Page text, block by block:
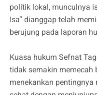
politik lokal, munculnya
Isa” dianggap telah
berujung pada laporan
Kuasa hukum Sefnat
tidak semakin memecah
menekankan